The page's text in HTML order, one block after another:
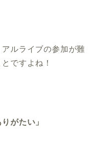
ルライブの参加が難
ですよね！
がたい」